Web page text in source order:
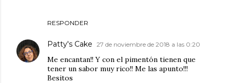
RESPONDER
Patty's Cake 27 de noviembre de 2018 a las 0:20
Me encantan!! Y con el pimentón tienen que
tener un sabor muy rico!! Me las apunto!!!
Besitos